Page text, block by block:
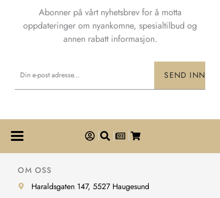
Abonner på vårt nyhetsbrev for å motta
oppdateringer om nyankomne, spesialtilbud og
annen rabatt informasjon.
SEND INN
OM OSS
Haraldsgaten 147, 5527 Haugesund